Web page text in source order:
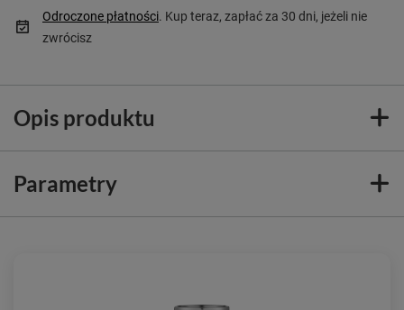
Odroczone płatności. Kup teraz, zapłać za 30 dni, jeżeli nie
zwrócisz
Opis produktu
Parametry